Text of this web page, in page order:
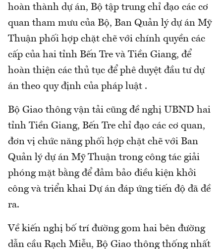
hoàn thành dự án, Bộ tập trung chỉ đạo các cơ
quan tham mưu của Bộ, Ban Quản lý dự án Mỹ
Thuận phối hợp chặt chẽ với chính quyền các
cấp của hai tỉnh Bến Tre và Tiền Giang, để
hoàn thiện các thủ tục để phê duyệt đầu tư dự
án theo quy định của pháp luật .
Bộ Giao thông vận tải cũng đề nghị UBND hai
tỉnh Tiền Giang, Bến Tre chỉ đạo các cơ quan,
đơn vị chức năng phối hợp chặt chẽ với Ban
Quản lý dự án Mỹ Thuận trong công tác giải
phóng mặt bằng để đảm bảo điều kiện khởi
công và triển khai Dự án đáp ứng tiến độ đã đề
ra.
Về kiến nghị bố trí đường gom hai bên đường
dẫn cầu Rạch Miễu, Bộ Giao thông thống nhất